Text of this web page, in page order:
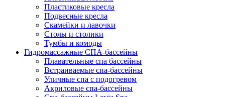
Пластиковые кресла
Подвесные кресла
Скамейки и лавочки
Столы и столики
Тумбы и комоды
Гидромассажные СПА-бассейны
Плавательные спа бассейны
Встраиваемые спа-бассейны
Уличные спа с подогревом
Акриловые спа-бассейны